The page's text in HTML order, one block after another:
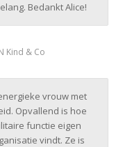
Bedankt Alice!
Kind & Co
vrouw met
Opvallend is hoe
functie eigen
vindt. Ze is